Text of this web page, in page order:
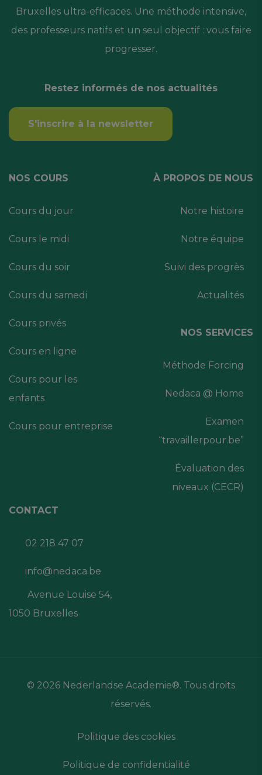
Bruxelles ultra-efficaces. Une méthode intensive,
des professeurs natifs et un seul objectif : vous faire
progresser.
Restez informés de nos actualités
S'inscrire à la newsletter
NOS COURS
Cours du jour
Cours le midi
Cours du soir
Cours du samedi
Cours privés
Cours en ligne
Cours pour les
enfants
Cours pour entreprise
À PROPOS DE NOUS
Notre histoire
Notre équipe
Suivi des progrès
Actualités
NOS SERVICES
Méthode Forcing
Nedaca @ Home
Examen
“travaillerpour.be”
Évaluation des
niveaux (CECR)
CONTACT
02 218 47 07
info@nedaca.be
Avenue Louise 54,
1050 Bruxelles
© 2026 Nederlandse Academie®. Tous droits
réservés.
Politique des cookies
Politique de confidentialité